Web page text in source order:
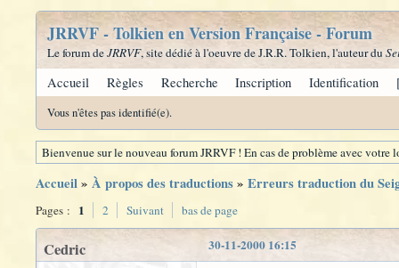
JRRVF - Tolkien en Version Française - Forum
Le forum deJRRVF, site dédié à l'oeuvre de J.R.R. Tolkien, l'auteur du
Accueil Règles Recherche Inscription Identification
Vous n'êtes pas identifié(e).
Bienvenue sur le nouveau forum JRRVF ! En cas de problème avec
Accueil» À propos des traductions» Erreurs traduction du
Pages : 1 2 Suivant bas de page
30-11-2000 16:15
Cedric